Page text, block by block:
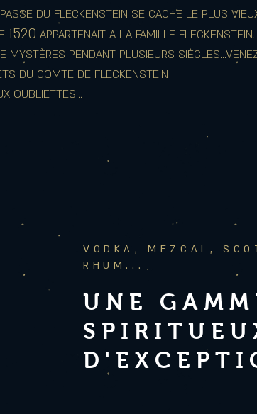
DU FLECKENSTEIN SE CACHE LE PLUS
1520 APPARTENAIT A LA FAMILLE
MYSTÈRES PENDANT PLUSIEURS
DU COMTE DE FLECKENSTEIN
OUBLIETTES...
VODKA, MEZCAL,
RHUM...
UNE